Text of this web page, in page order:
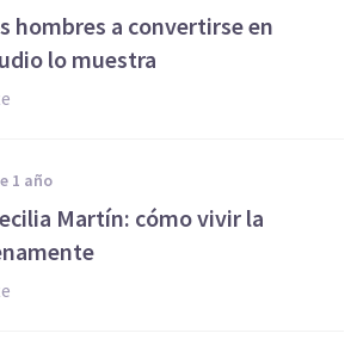
hombres a convertirse en
lo muestra
1 año
Martín: cómo vivir la